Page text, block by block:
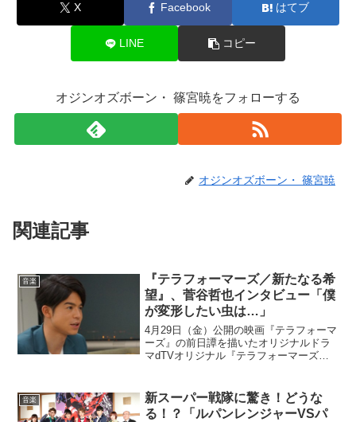
X Facebook はてブ
LINE コピー
オジンオズボーン・ 篠宮暁をフォローする
オジンオズボーン・ 篠宮暁
関連記事
音楽
『テラフォーマーズ／新たなる希
望』、菅谷哲也インタビュー「僕
が変形したい虫は…」
4月29日（金）公開の映画『テラフォーマ
ーズ』の前日譚を描いたオリジナルドラ
マdTVオリジナル『テラフォーマーズ／
ラフォーマーズ／新たなる希望』のキャ
ストには、映画...
音楽
新スーパー戦隊に驚き！どうな
る！？「ルパンレンジャーVSパ